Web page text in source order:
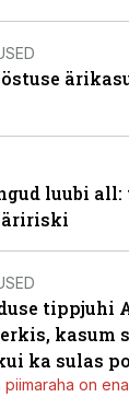
luubi
äririski
tippjuhi
kasum
ka sulas
piimaraha on